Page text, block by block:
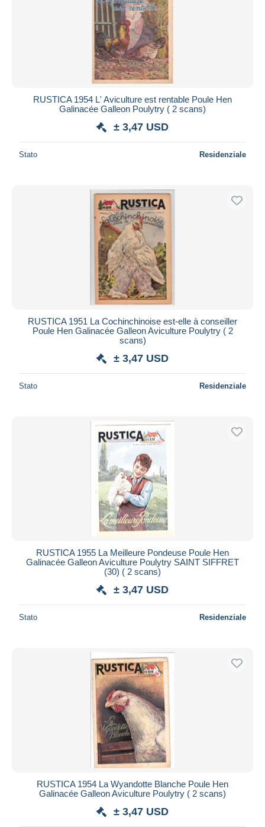
RUSTICA 1954 L' Aviculture est rentable Poule Hen
Galinacée Galleon Poulytry ( 2 scans)
± 3,47 USD
Stato Residenziale
RUSTICA 1951 La Cochinchinoise est-elle à conseiller
Poule Hen Galinacée Galleon Aviculture Poulytry ( 2
scans)
± 3,47 USD
Stato Residenziale
RUSTICA 1955 La Meilleure Pondeuse Poule Hen
Galinacée Galleon Aviculture Poulytry SAINT SIFFRET
(30) ( 2 scans)
± 3,47 USD
Stato Residenziale
RUSTICA 1954 La Wyandotte Blanche Poule Hen
Galinacée Galleon Aviculture Poulytry ( 2 scans)
± 3,47 USD